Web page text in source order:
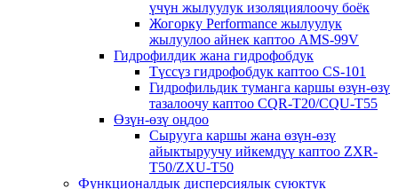
үчүн жылуулук изоляциялоочу боёк
Жогорку Performance жылуулук
жылуулоо айнек каптоо AMS-99V
Гидрофилдик жана гидрофобдук
Түссүз гидрофобдук каптоо CS-101
Гидрофильдик туманга каршы өзүн-өзү
тазалоочу каптоо CQR-T20/CQU-T55
Өзүн-өзү оңдоо
Сырууга каршы жана өзүн-өзү
айыктыруучу ийкемдүү каптоо ZXR-
T50/ZXU-T50
Функционалдык дисперсиялык суюктук